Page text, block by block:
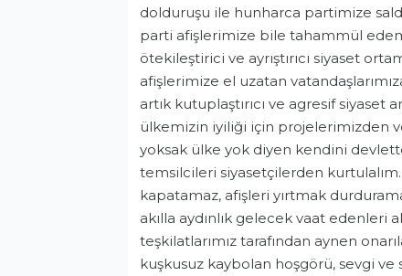
dolduruşu ile hunharca partimize
parti afişlerimize bile tahammül
ötekileştirici ve ayrıştırıcı siyaset
afişlerimize el uzatan
artık kutuplaştırıcı ve agresif siyaset
ülkemizin iyiliği için projelerimizden
yoksak ülke yok diyen kendini
temsilcileri siyasetçilerden
kapatamaz, afişleri yırtmak
akılla aydınlık gelecek vaat edenleri
teşkilatlarımız tarafından aynen
kuşkusuz kaybolan hoşgörü, sevgi ve